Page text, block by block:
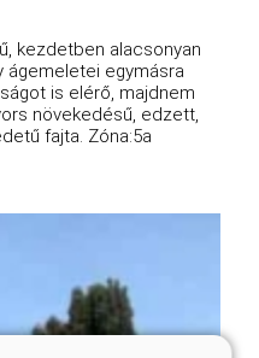
kezdetben alacsonyan
ágemeletei egymásra
is elérő, majdnem
növekedésű, edzett,
fajta. Zóna:5a